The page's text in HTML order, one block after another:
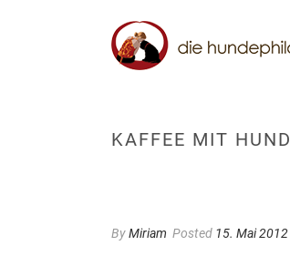
KAFFEE MIT HUND
ByMiriam Posted 15. Mai 2012